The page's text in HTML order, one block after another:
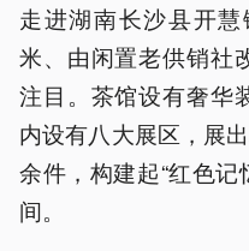
走进湖南长沙县开
米、由闲置老供销社
注目。茶馆设有奢华
内设有八大展区，展
余件，构建起“红色
间。